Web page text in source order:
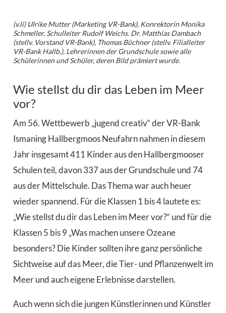
(v.li) Ulrike Mutter (Marketing VR-Bank), Konrektorin Monika
Schmeller, Schulleiter Rudolf Weichs. Dr. Matthias Dambach
(stellv. Vorstand VR-Bank), Thomas Büchner (stellv. Filialleiter
VR-Bank Hallb.), Lehrerinnen der Grundschule sowie alle
Schülerinnen und Schüler, deren Bild prämiert wurde.
Wie stellst du dir das Leben im Meer
vor?
Am 56. Wettbewerb „jugend creativ“ der VR-Bank
Ismaning Hallbergmoos Neufahrn nahmen in diesem
Jahr insgesamt 411 Kinder aus den Hallbergmooser
Schulen teil, davon 337 aus der Grundschule und 74
aus der Mittelschule. Das Thema war auch heuer
wieder spannend. Für die Klassen 1 bis 4 lautete es:
„Wie stellst du dir das Leben im Meer vor?“ und für die
Klassen 5 bis 9 „Was machen unsere Ozeane
besonders? Die Kinder sollten ihre ganz persönliche
Sichtweise auf das Meer, die Tier- und Pflanzenwelt im
Meer und auch eigene Erlebnisse darstellen.
Auch wenn sich die jungen Künstlerinnen und Künstler